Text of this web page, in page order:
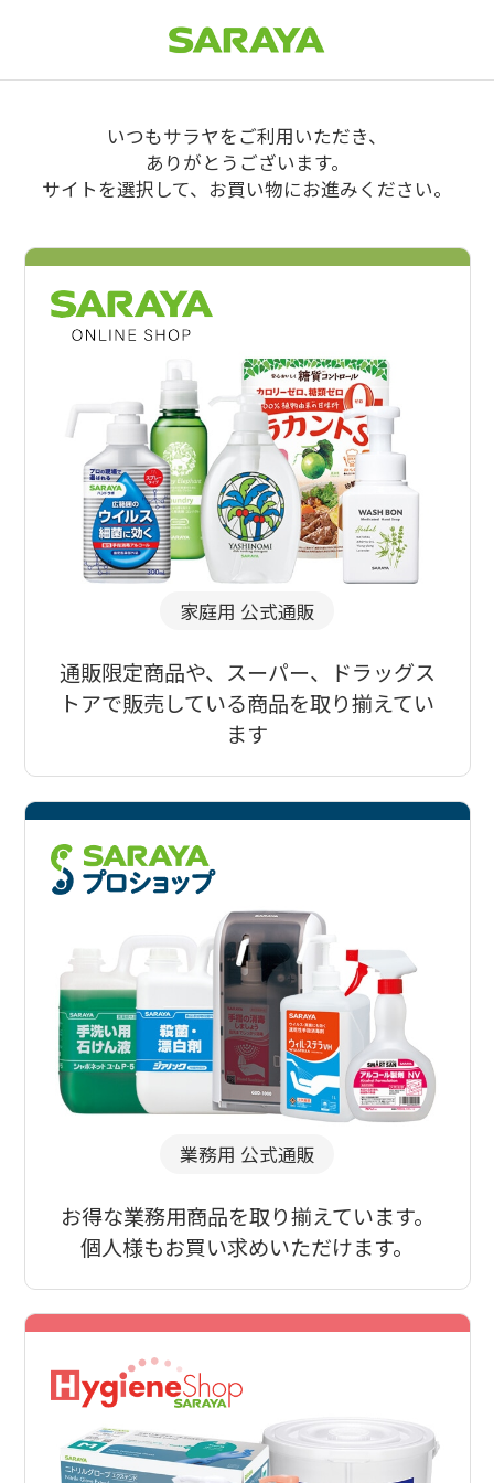
いつもサラヤをご利用いただき、
ありがとうございます。
サイトを選択して、お買い物にお進みください。
家庭用 公式通販
通販限定商品や、スーパー、ドラッグス
トアで販売している商品を取り揃えてい
ます
業務用 公式通販
お得な業務用商品を取り揃えています。
個人様もお買い求めいただけます。